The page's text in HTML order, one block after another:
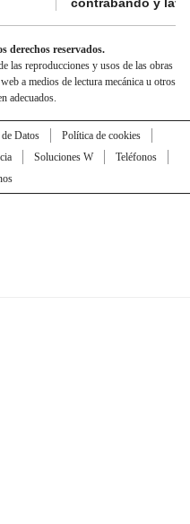
contrabando y
derechos reservados.
las reproducciones y usos de las obras
a medios de lectura mecánica u otros
adecuados.
Datos
Política de cookies
Soluciones W
Teléfonos